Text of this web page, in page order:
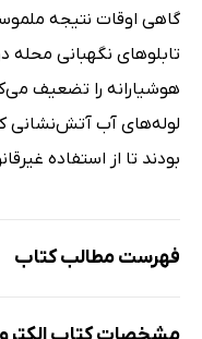
گاهی اوقات نتیجه
تابلوهای نگهبانی محله
هوشیارانه را تضعیف
لوله‌های آب آتش‌نشانی
بودند تا از استفاده
فهرست مطالب کتاب